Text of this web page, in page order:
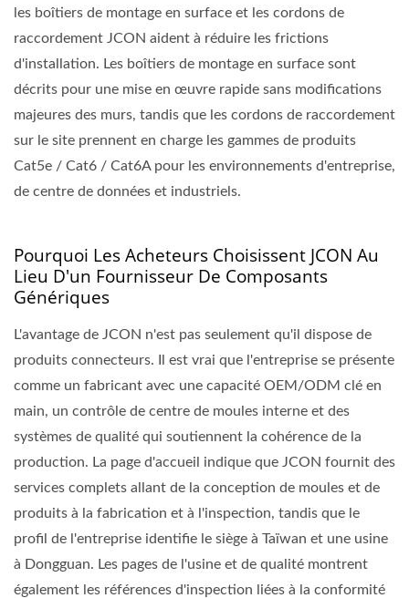
les boîtiers de montage en surface et les cordons de
raccordement JCON aident à réduire les frictions
d'installation. Les boîtiers de montage en surface sont
décrits pour une mise en œuvre rapide sans modifications
majeures des murs, tandis que les cordons de raccordement
sur le site prennent en charge les gammes de produits
Cat5e / Cat6 / Cat6A pour les environnements d'entreprise,
de centre de données et industriels.
Pourquoi Les Acheteurs Choisissent JCON Au
Lieu D'un Fournisseur De Composants
Génériques
L'avantage de JCON n'est pas seulement qu'il dispose de
produits connecteurs. Il est vrai que l'entreprise se présente
comme un fabricant avec une capacité OEM/ODM clé en
main, un contrôle de centre de moules interne et des
systèmes de qualité qui soutiennent la cohérence de la
production. La page d'accueil indique que JCON fournit des
services complets allant de la conception de moules et de
produits à la fabrication et à l'inspection, tandis que le
profil de l'entreprise identifie le siège à Taïwan et une usine
à Dongguan. Les pages de l'usine et de qualité montrent
également les références d'inspection liées à la conformité